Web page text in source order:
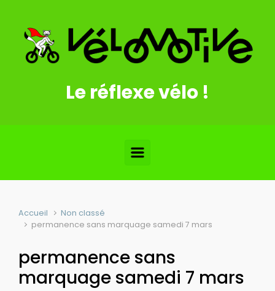
Le réflexe vélo !
Accueil
Non classé
permanence sans marquage samedi 7 mars
permanence sans
marquage samedi 7 mars